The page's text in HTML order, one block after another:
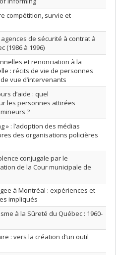
compétition, survie et
de sécurité à contrat à
(1986 à 1996)
et renonciation à la
: récits de vie de personnes
vue d’intervenants
d’aide : quel
les personnes attirées
?
» : l’adoption des médias
des organisations policières
conjugale par le
de la Cour municipale de
à Montréal : expériences et
impliqués
à la Sûreté du Québec : 1960-
: vers la création d’un outil